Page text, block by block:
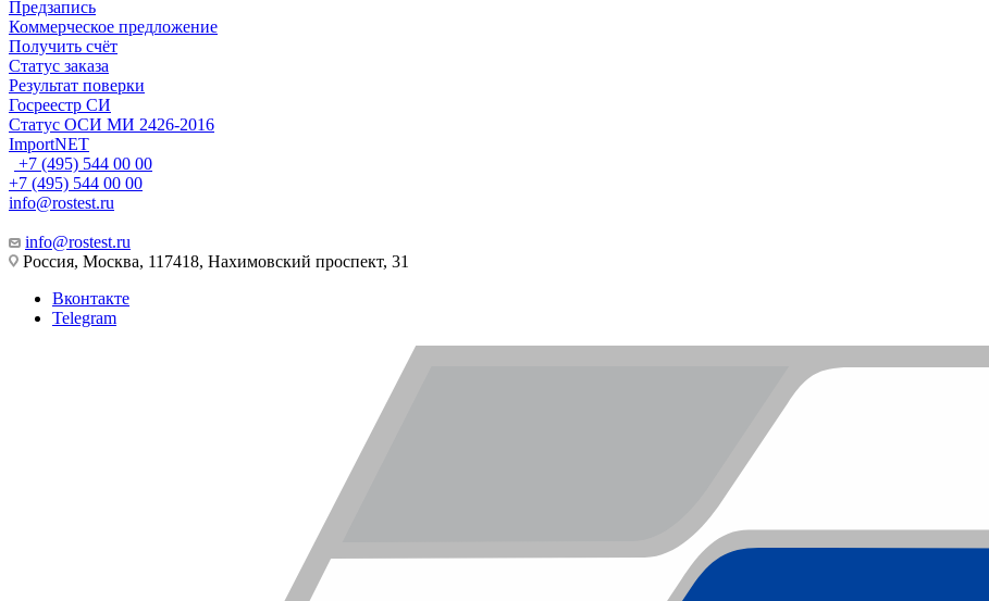
Предзапись
Коммерческое предложение
Получить счёт
Статус заказа
Результат поверки
Госреестр СИ
Статус ОСИ МИ 2426-2016
ImportNET
+7 (495) 544 00 00
+7 (495) 544 00 00
info@rostest.ru
info@rostest.ru
Россия, Москва, 117418, Нахимовский проспект, 31
Вконтакте
Telegram